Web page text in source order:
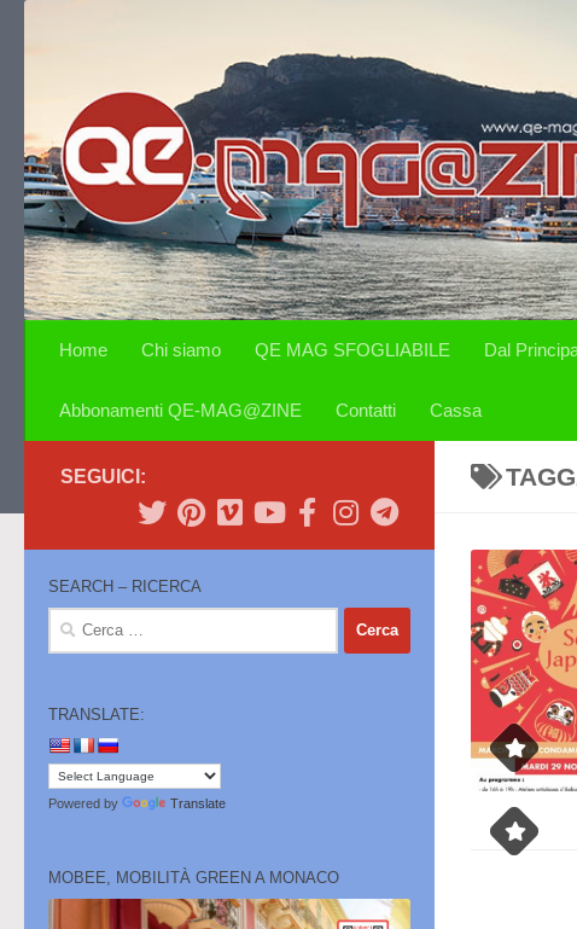
Home Chi siamo QE MAG SFOGLIABILE Dal
Abbonamenti QE-MAG@ZINE Contatti Cassa
SEGUICI:
SEARCH – RICERCA
Ricerca
TRANSLATE:
Powered by Translate
MOBEE, MOBILITÀ GREEN A MONACO